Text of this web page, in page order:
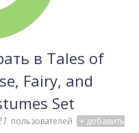
в Tales of
Fairy, and
Set
пользователей
+ добавить